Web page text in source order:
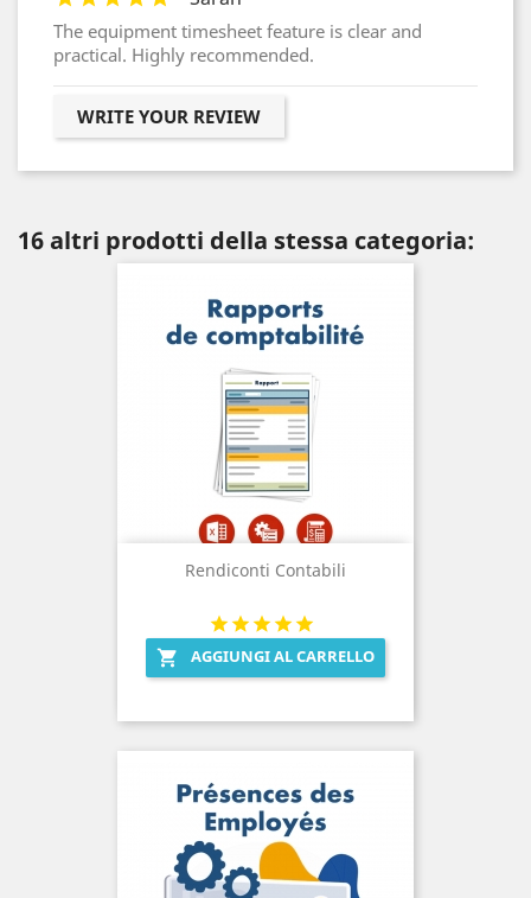
The equipment timesheet feature is clear and
practical. Highly recommended.
WRITE YOUR REVIEW
16 altri prodotti della stessa categoria:
Rendiconti Contabili
 AGGIUNGI AL CARRELLO